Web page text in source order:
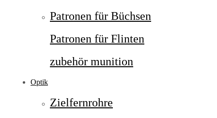
Patronen für Büchsen
Patronen für Flinten
zubehör munition
Optik
Zielfernrohre